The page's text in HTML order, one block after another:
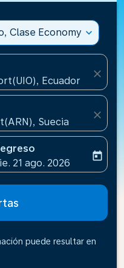
Clase Economy expand_more
Ecuador
close
Suecia
close
aria-label
booking-return-date-
21 ago. 2026
today
puede resultar en